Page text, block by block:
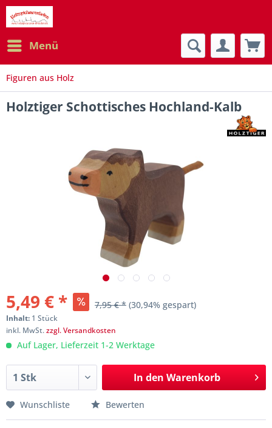
Menü
Figuren aus Holz
Holztiger Schottisches Hochland-Kalb
5,49 € * 7,95 € * (30,94% gespart)
Inhalt: 1 Stück
inkl. MwSt.zzgl. Versandkosten
Auf Lager, Lieferzeit 1-2 Werktage
In den Warenkorb
Wunschliste Bewerten